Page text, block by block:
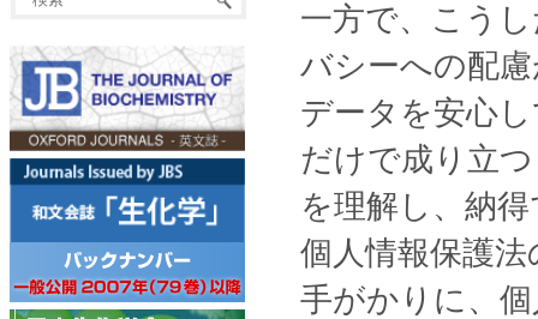
一方で、こう
バシーへの配
データを安心
だけで成り立
を理解し、納
個人情報保護
手がかりに、